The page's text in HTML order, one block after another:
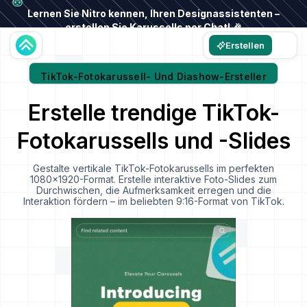
Lernen Sie Nitro kennen, Ihren Designassistenten –
erstellen Sie Karussells per Chat! 🎉
Erstellen
TikTok-Fotokarussell- Und Diashow-Ersteller
Erstelle trendige TikTok-
Fotokarussells und -Slides
Gestalte vertikale TikTok-Fotokarussells im perfekten
1080x1920-Format. Erstelle interaktive Foto-Slides zum
Durchwischen, die Aufmerksamkeit erregen und die
Interaktion fördern – im beliebten 9:16-Format von TikTok.